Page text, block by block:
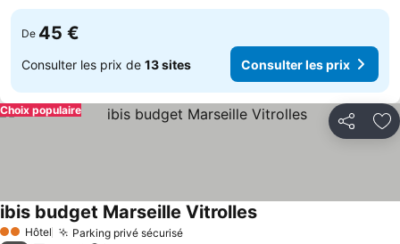
De 45 €
Consulter les prix de 13 sites Consulter les prix
Partager
Choix populaire
2 Étoiles
Hôtel Parking privé sécuriséConsulter les prix
ibis budget Marseille VitrollesConsulter les prix